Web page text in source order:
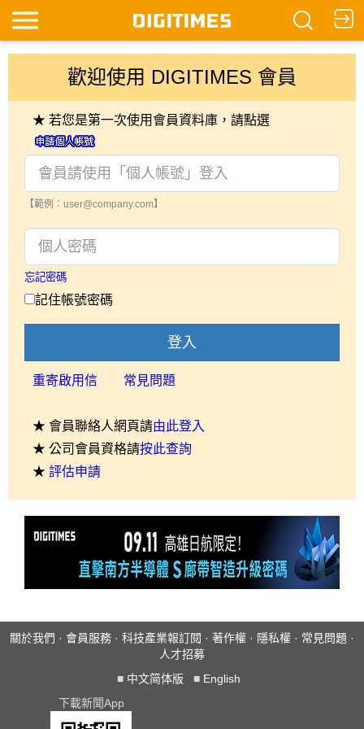
歡迎使用 DIGITIMES 會員
★ 若您是第一次使用會員資料庫，請點選
【範例：user@company.com】
忘記密碼
記住帳號密碼
登入
重寄啟用信 常見問題
★ 會員聯絡人網頁請由此登入
★ 公司會員資格請按此查詢
★ 評估申請
關於我們 · 會員服務 · 科技產業報訂閱 · 著作權 · 隱私權 · 常見問題 ·
人才招募
■ 中文简体版 ■ English
下載新聞App